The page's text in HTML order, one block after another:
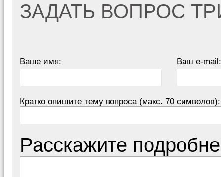
ЗАДАТЬ ВОПРОС
Ваше имя: Ваш e-mail:
Кратко опишите тему вопроса (макс. 70 символов):
Расскажите